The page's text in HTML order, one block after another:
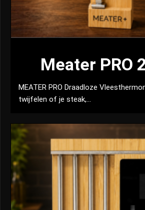
Meater PRO
MEATER PRO Draadloze
twijfelen of je steak,...